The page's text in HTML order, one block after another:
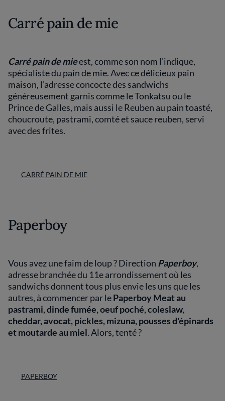
Carré pain de mie
Carré pain de mieest, comme son nom l'indique,
spécialiste du pain de mie. Avec ce délicieux pain
maison, l'adresse concocte des sandwichs
généreusement garnis comme le Tonkatsu ou le
Prince de Galles, mais aussi le Reuben au pain toasté,
choucroute, pastrami, comté et sauce reuben, servi
avec des frites.
CARRÉ PAIN DE MIE
Paperboy
Vous avez une faim de loup ? Direction Paperboy,
adresse branchée du 11e arrondissement où les
sandwichs donnent tous plus envie les uns que les
autres, à commencer par lePaperboy Meat au
pastrami, dinde fumée, oeuf poché, coleslaw,
cheddar, avocat, pickles, mizuna, pousses d'épinards
et moutarde au miel. Alors, tenté ?
PAPERBOY